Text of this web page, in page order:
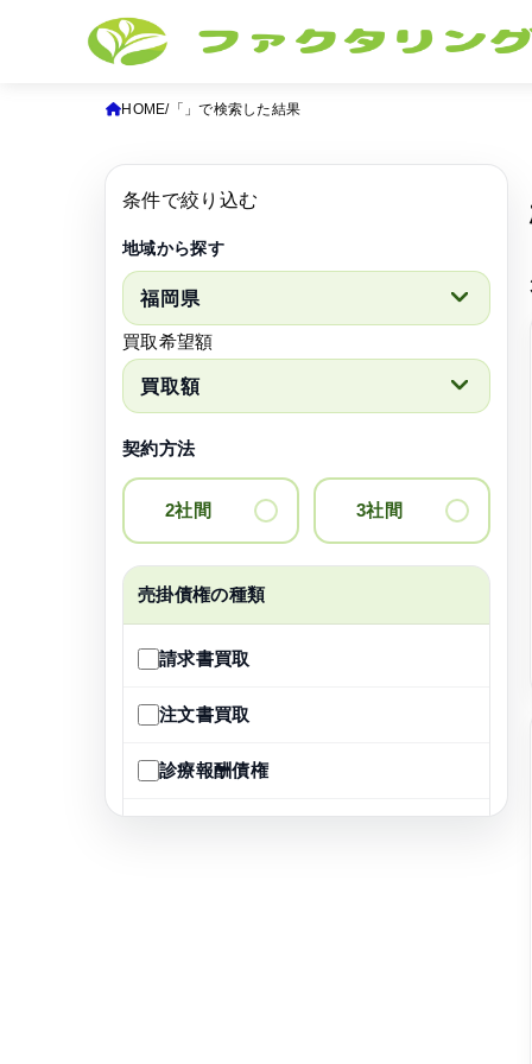
HOME 「」で検索した結果
条件で絞り込む
地域から探す
買取希望額
契約方法
2社間 3社間
売掛債権の種類
請求書買取
注文書買取
診療報酬債権